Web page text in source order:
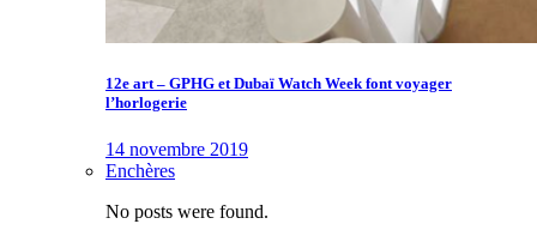
12e art – GPHG et Dubaï Watch Week font voyager
l’horlogerie
14 novembre 2019
Enchères
No posts were found.